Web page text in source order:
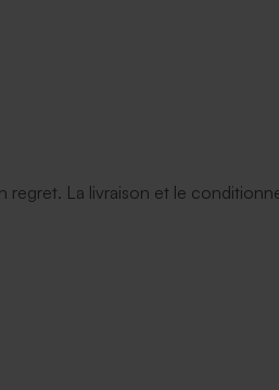
regret. La livraison et le